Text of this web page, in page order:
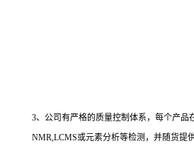
3、公司有严格的质量控制体系，每个产品
NMR,LCMS或元素分析等检测，并随货提